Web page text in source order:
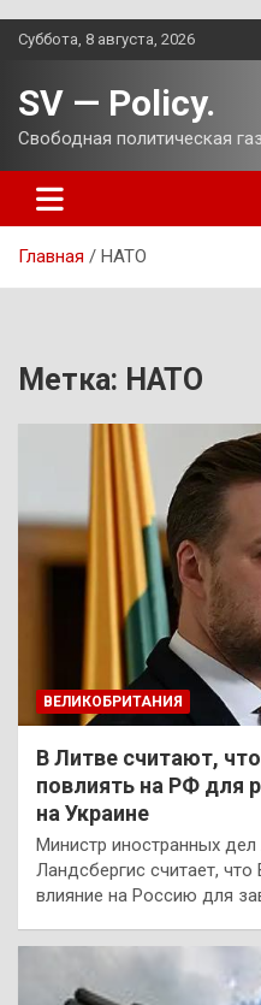
Перейти
Суббота, 8 августа, 2026
SV — Policy.
Свободная политическая
Главная НАТО
Метка: НАТО
ВЕЛИКОБРИТАНИЯ
В Литве считают,
повлиять на РФ для
на Украине
Министр иностранных
Ландсбергис считает,
влияние на Россию для